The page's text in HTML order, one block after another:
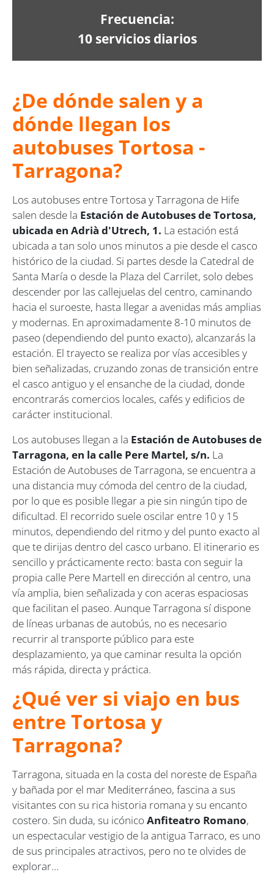
Frecuencia:
10 servicios diarios
¿De dónde salen y a
dónde llegan los
autobuses Tortosa -
Tarragona?
Los autobuses entre Tortosa y Tarragona de Hife
salen desde la Estación de Autobuses de Tortosa,
ubicada en Adrià d'Utrech, 1. La estación está
ubicada a tan solo unos minutos a pie desde el casco
histórico de la ciudad. Si partes desde la Catedral de
Santa María o desde la Plaza del Carrilet, solo debes
descender por las callejuelas del centro, caminando
hacia el suroeste, hasta llegar a avenidas más amplias
y modernas. En aproximadamente 8-10 minutos de
paseo (dependiendo del punto exacto), alcanzarás la
estación. El trayecto se realiza por vías accesibles y
bien señalizadas, cruzando zonas de transición entre
el casco antiguo y el ensanche de la ciudad, donde
encontrarás comercios locales, cafés y edificios de
carácter institucional.
Los autobuses llegan a la Estación de Autobuses de
Tarragona, en la calle Pere Martel, s/n. La
Estación de Autobuses de Tarragona, se encuentra a
una distancia muy cómoda del centro de la ciudad,
por lo que es posible llegar a pie sin ningún tipo de
dificultad. El recorrido suele oscilar entre 10 y 15
minutos, dependiendo del ritmo y del punto exacto al
que te dirijas dentro del casco urbano. El itinerario es
sencillo y prácticamente recto: basta con seguir la
propia calle Pere Martell en dirección al centro, una
vía amplia, bien señalizada y con aceras espaciosas
que facilitan el paseo. Aunque Tarragona sí dispone
de líneas urbanas de autobús, no es necesario
recurrir al transporte público para este
desplazamiento, ya que caminar resulta la opción
más rápida, directa y práctica.
¿Qué ver si viajo en bus
entre Tortosa y
Tarragona?
Tarragona, situada en la costa del noreste de España
y bañada por el mar Mediterráneo, fascina a sus
visitantes con su rica historia romana y su encanto
costero. Sin duda, su icónico Anfiteatro Romano,
un espectacular vestigio de la antigua Tarraco, es uno
de sus principales atractivos, pero no te olvides de
explorar…